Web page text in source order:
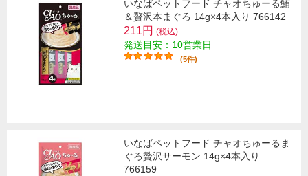
いなばペットフード チャオちゅーる鮪
＆贅沢本まぐろ 14g×4本入り 766142
211円 (税込)
発送目安：10営業日
(5件)
いなばペットフード チャオちゅーるま
ぐろ贅沢サーモン 14g×4本入り
766159